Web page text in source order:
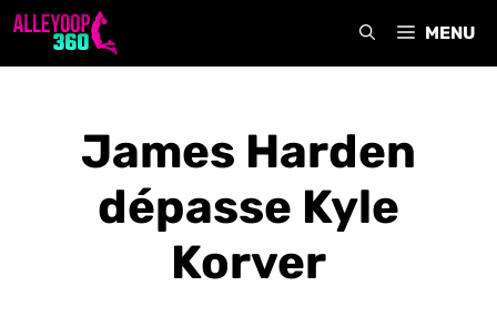
Aller
MENU
James Harden
dépasse Kyle
Korver